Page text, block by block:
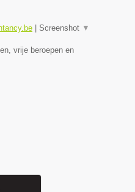
Screenshot ▼
vrije beroepen en